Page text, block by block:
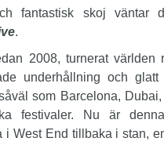
fantastisk skoj väntar
.
2008, turnerat världen
underhållning och
som Barcelona,
festivaler. Nu är
i West End tillbaka i stan,